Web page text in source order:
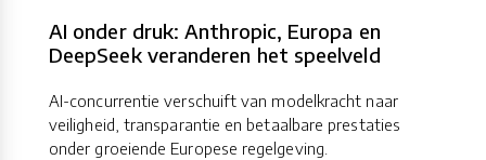
AI onder druk: Anthropic, Europa en
DeepSeek veranderen het speelveld
AI-concurrentie verschuift van modelkracht naar
veiligheid, transparantie en betaalbare prestaties
onder groeiende Europese regelgeving.